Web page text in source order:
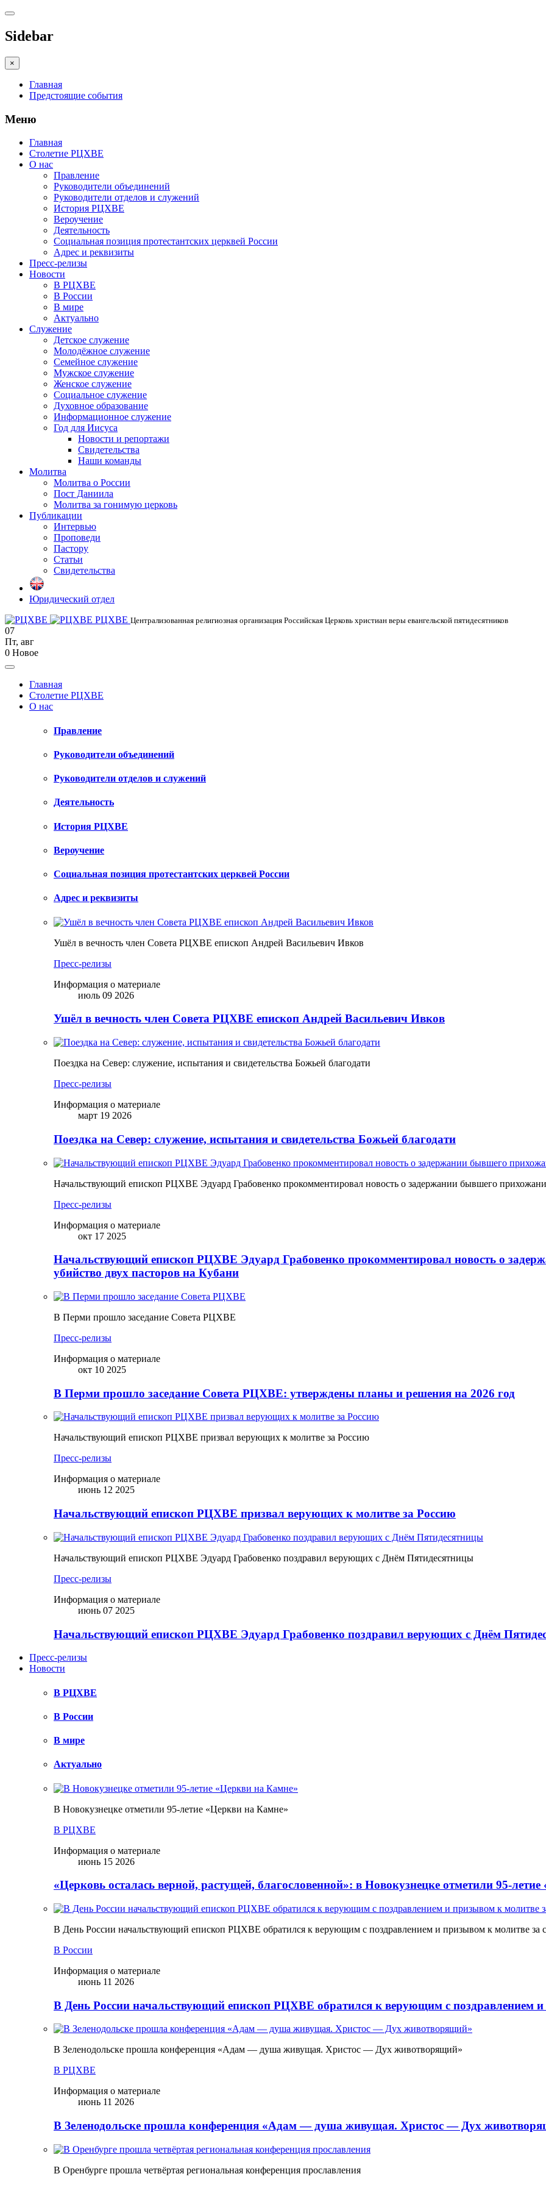
Sidebar
×
Главная
Предстоящие события
Меню
Главная
Столетие РЦХВЕ
О нас
Правление
Руководители объединений
Руководители отделов и служений
История РЦХВЕ
Вероучение
Деятельность
Социальная позиция протестантских церквей России
Адрес и реквизиты
Пресс-релизы
Новости
В РЦХВЕ
В России
В мире
Актуально
Служение
Детское служение
Молодёжное служение
Семейное служение
Мужское служение
Женское служение
Социальное служение
Духовное образование
Информационное служение
Год для Иисуса
Новости и репортажи
Свидетельства
Наши команды
Молитва
Молитва о России
Пост Даниила
Молитва за гонимую церковь
Публикации
Интервью
Проповеди
Пастору
Статьи
Свидетельства
Юридический отдел
РЦХВЕ Централизованная религиозная организация Российская Церковь христиан веры евангельской пятидесятников
07
Пт, авг
0 Новое
Главная
Столетие РЦХВЕ
О нас
Правление
Руководители объединений
Руководители отделов и служений
Деятельность
История РЦХВЕ
Вероучение
Социальная позиция протестантских церквей России
Адрес и реквизиты
Ушёл в вечность член Совета РЦХВЕ епископ Андрей Васильевич Ивков
Пресс-релизы
Информация о материале
июль 09 2026
Ушёл в вечность член Совета РЦХВЕ епископ Андрей Васильевич Ивков
Поездка на Север: служение, испытания и свидетельства Божьей благодати
Пресс-релизы
Информация о материале
март 19 2026
Поездка на Север: служение, испытания и свидетельства Божьей благодати
Начальствующий епископ РЦХВЕ Эдуард Грабовенко прокомментировал новость о задержании бывшего
Пресс-релизы
Информация о материале
окт 17 2025
Начальствующий епископ РЦХВЕ Эдуард Грабовенко прокомментировал новость о
убийство двух пасторов на Кубани
В Перми прошло заседание Совета РЦХВЕ
Пресс-релизы
Информация о материале
окт 10 2025
В Перми прошло заседание Совета РЦХВЕ: утверждены планы и решения на 2026 год
Начальствующий епископ РЦХВЕ призвал верующих к молитве за Россию
Пресс-релизы
Информация о материале
июнь 12 2025
Начальствующий епископ РЦХВЕ призвал верующих к молитве за Россию
Начальствующий епископ РЦХВЕ Эдуард Грабовенко поздравил верующих с Днём Пятидесятницы
Пресс-релизы
Информация о материале
июнь 07 2025
Начальствующий епископ РЦХВЕ Эдуард Грабовенко поздравил верующих с Днём
Пресс-релизы
Новости
В РЦХВЕ
В России
В мире
Актуально
В Новокузнецке отметили 95-летие «Церкви на Камне»
В РЦХВЕ
Информация о материале
июнь 15 2026
«Церковь осталась верной, растущей, благословенной»: в Новокузнецке отметили 95-
В День России начальствующий епископ РЦХВЕ обратился к верующим с поздравлением и призывом к молитве за
В России
Информация о материале
июнь 11 2026
В День России начальствующий епископ РЦХВЕ обратился к верующим с поздравлением
В Зеленодольске прошла конференция «Адам — душа живущая. Христос — Дух животворящий»
В РЦХВЕ
Информация о материале
июнь 11 2026
В Зеленодольске прошла конференция «Адам — душа живущая. Христос — Дух
В Оренбурге прошла четвёртая региональная конференция прославления